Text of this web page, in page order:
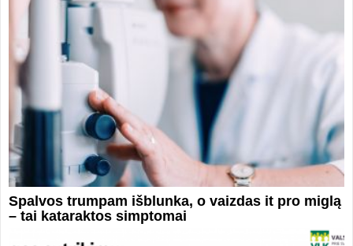
Spalvos trumpam išblunka, o vaizdas it pro miglą
– tai kataraktos simptomai